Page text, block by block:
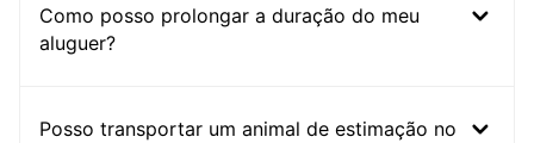
Como posso prolongar a duração do meu
aluguer?
Posso transportar um animal de estimação no